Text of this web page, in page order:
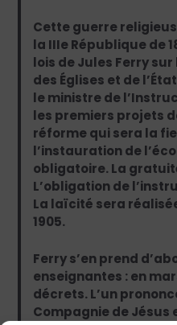
Cette guerre
la IIIe République de
lois de Jules Ferry
des Églises et de
le ministre de
les premiers projets
réforme qui sera la
l’instauration de
obligatoire. La
L’obligation de
La laïcité sera
1905.
Ferry s’en prend
enseignantes : en
décrets. L’un
Compagnie de Jésus